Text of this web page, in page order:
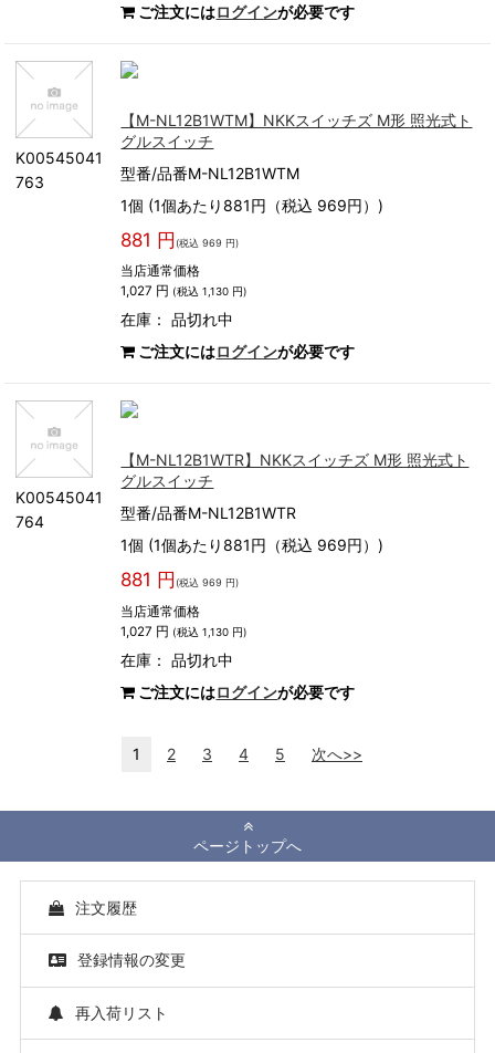
ご注文にはログインが必要です
K00545041
763
【M-NL12B1WTM】NKKスイッチズ M形 照光式ト
グルスイッチ
型番/品番M-NL12B1WTM
1個 (1個あたり881円（税込 969円）)
881 円 (税込 969 円)
当店通常価格
1,027 円 (税込 1,130 円)
在庫：品切れ中
ご注文にはログインが必要です
K00545041
764
【M-NL12B1WTR】NKKスイッチズ M形 照光式ト
グルスイッチ
型番/品番M-NL12B1WTR
1個 (1個あたり881円（税込 969円）)
881 円 (税込 969 円)
当店通常価格
1,027 円 (税込 1,130 円)
在庫：品切れ中
ご注文にはログインが必要です
1 2 3 4 5 次へ>>
ページトップへ
注文履歴
登録情報の変更
再入荷リスト